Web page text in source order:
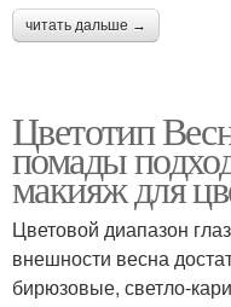
читать дальше →
Цветотип
помады
макияж для
Цветовой диапазон
внешности весна
бирюзовые, светло-